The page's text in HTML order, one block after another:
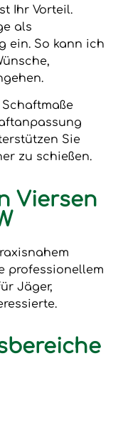
Ihr Vorteil.
als
ein. So kann ich
Sie
zu schießen.
Viersen
professionellem
Jäger,